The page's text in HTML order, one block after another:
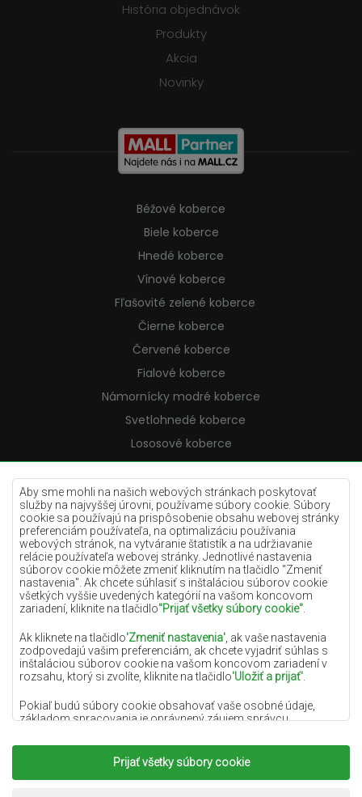
Aby sme mohli na našich webových stránkach poskytovať
služby na najvyššej úrovni, používame súbory cookie. Súbory
cookie sa používajú na prispôsobenie obsahu webovej stránky
preferenciám používateľa, na optimalizáciu používania
webových stránok, na vytváranie štatistík a na udržiavanie
relácie používateľa webovej stránky. Jednotlivé nastavenia
súborov cookie môžete zmeniť kliknutím na tlačidlo "Zmeniť
nastavenia". Ak chcete súhlasiť s inštaláciou súborov cookie
všetkých vyššie uvedených kategórií na vašom koncovom
zariadení, kliknite na tlačidlo"Prijať všetky súbory cookie"
Ak kliknete na tlačidlo'Zmeniť nastavenia' , ak vaše nastavenia
zodpovedajú vašim preferenciám, ak chcete vyjadriť súhlas s
inštaláciou súborov cookie na vašom koncovom zariadení v
rozsahu, ktorý si zvolíte, kliknite na tlačidlo'Uložiť a prijať'
Pokiaľ budú súbory cookie obsahovať vaše osobné údaje,
základom spracovania je oprávnený záujem správcu
podobe poskytovania vysokokvalitných služieb na našej
webovej stránke a marketingových aktivít správcu osobných
údajov a jeho dôveryhodných partnerov.
Prijať všetky súbory cookie
História objednávok
Produkty
Akcia
Novinky
Béžové koberce
Biele koberce
Hnedé koberce
Vínové koberce
Fľašovité zelené koberce
Čierne koberce
Červené koberce
Fialové koberce
Námornícky modré koberce
Svetlohnedé koberce
Lososové koberce
Krémové koberce
Lilac koberce
Žlté koberce
Mätové koberce
Modré koberce
Oranžové koberce
Ružové koberce
Šedé koberce
Terakotové koberce
Zelené koberce
Zlaté koberce
Copyright 2022Koberce Chemex.Všetky práva